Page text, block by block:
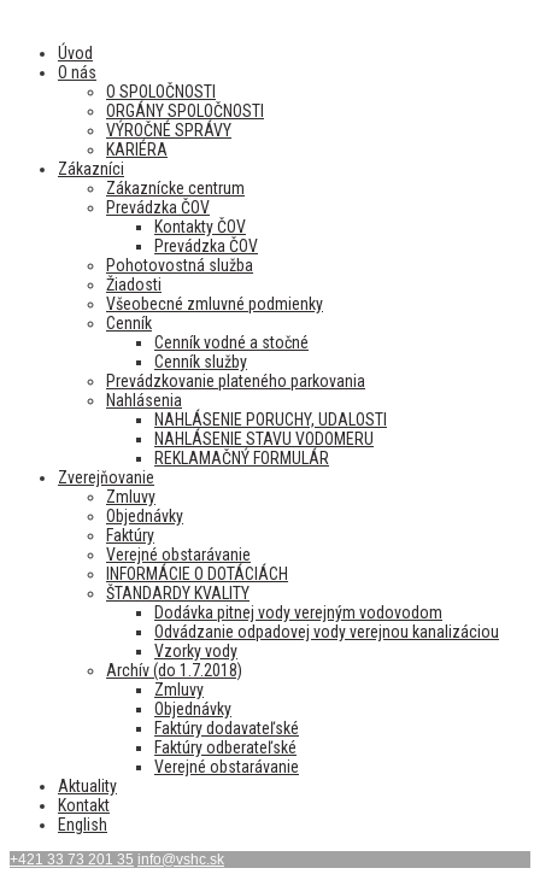
Úvod
O nás
O SPOLOČNOSTI
ORGÁNY SPOLOČNOSTI
VÝROČNÉ SPRÁVY
KARIÉRA
Zákazníci
Zákaznícke centrum
Prevádzka ČOV
Kontakty ČOV
Prevádzka ČOV
Pohotovostná služba
Žiadosti
Všeobecné zmluvné podmienky
Cenník
Cenník vodné a stočné
Cenník služby
Prevádzkovanie plateného parkovania
Nahlásenia
NAHLÁSENIE PORUCHY, UDALOSTI
NAHLÁSENIE STAVU VODOMERU
REKLAMAČNÝ FORMULÁR
Zverejňovanie
Zmluvy
Objednávky
Faktúry
Verejné obstarávanie
INFORMÁCIE O DOTÁCIÁCH
ŠTANDARDY KVALITY
Dodávka pitnej vody verejným vodovodom
Odvádzanie odpadovej vody verejnou kanalizáciou
Vzorky vody
Archív (do 1.7.2018)
Zmluvy
Objednávky
Faktúry dodavateľské
Faktúry odberateľské
Verejné obstarávanie
Aktuality
Kontakt
English
+421 33 73 201 35 info@vshc.sk